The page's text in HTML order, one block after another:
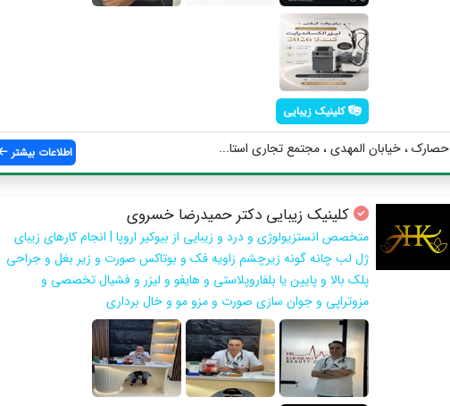
کلینیک زیبایی
حصارک ، خیابان المهدی ، مجتمع تجاری استا... اطلاعات بیشتر
کلینیک زیبایی دکتر حمیدرضا خسروی
متخصص انستزیولوژی و درد و زیبایی از بیوکیر اروپا | انجام کارهای زیبای
ژل لب چانه گونه زیرچشم زاویه فک و بوتاکس صورت و زیر بغل و جراحی
پلک بالا و پایین یا بلفاروپلاستی و هایفو و لیزر و فشیال تخصصی و
مزوتراپی و جوان سازی صورت و مزو مو و خال برداری